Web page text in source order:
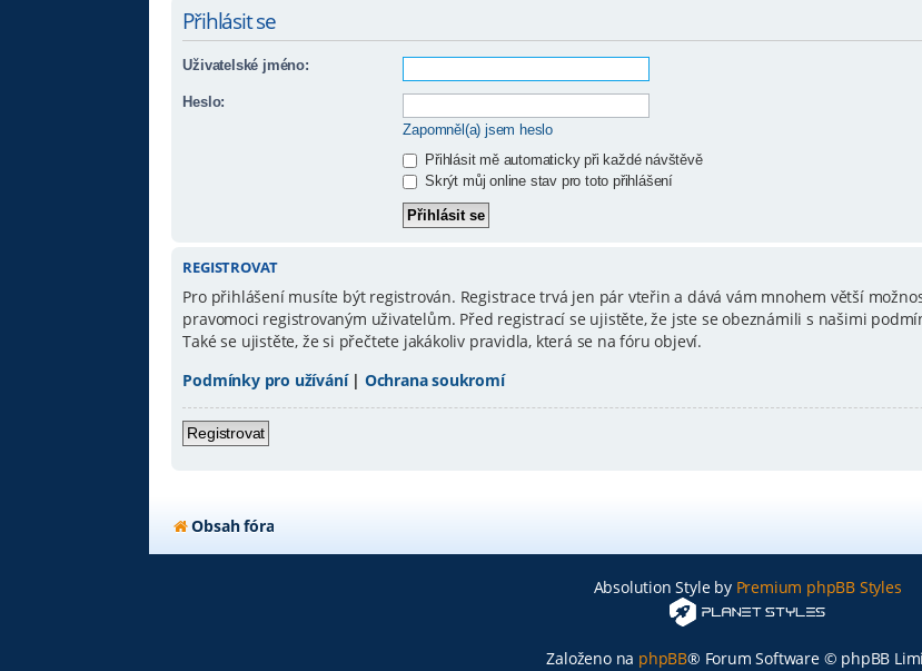
Přihlásit se
Uživatelské jméno:
Heslo:
Zapomněl(a) jsem heslo
Přihlásit mě automaticky při každé návštěvě
Skrýt můj online stav pro toto přihlášení
REGISTROVAT
Pro přihlášení musíte být registrován. Registrace trvá jen pár vteřin a dává vám mnohem větší
pravomoci registrovaným uživatelům. Před registrací se ujistěte, že jste se obeznámili s našimi
Také se ujistěte, že si přečtete jakákoliv pravidla, která se na fóru objeví.
Podmínky pro užívání| Ochrana soukromí
Registrovat
Obsah fóra
Absolution Style by Premium phpBB Styles
Založeno na phpBB® Forum Software © phpBB